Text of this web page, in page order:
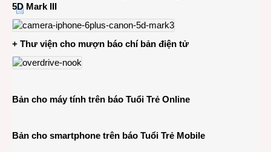
5D Mark III
+ Thư viện cho mượn báo chí bản điện tử
Bản cho máy tính trên báo Tuổi Trẻ Online
Bản cho smartphone trên báo Tuổi Trẻ Mobile